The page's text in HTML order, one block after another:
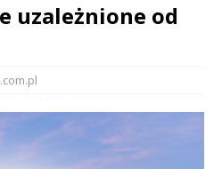
uzależnione od